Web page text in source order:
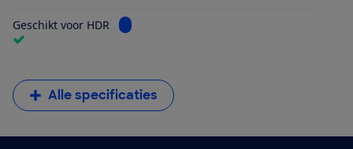
Geschikt voor HDR Bekijk informatie voor Geschikt voor HDR
Alle specificaties